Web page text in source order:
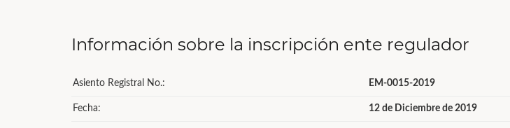
Información sobre la inscripción ente regulador
Asiento Registral No.: EM-0015-2019
Fecha: 12 de Diciembre de 2019